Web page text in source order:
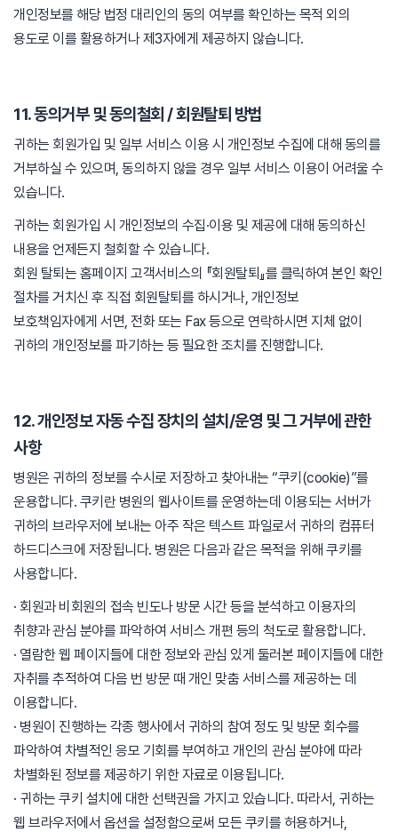
개인정보를 해당 법정 대리인의 동의 여부를 확인하는 목적 외의
용도로 이를 활용하거나 제3자에게 제공하지 않습니다.
11. 동의거부 및 동의철회 / 회원탈퇴 방법
귀하는 회원가입 및 일부 서비스 이용 시 개인정보 수집에 대해 동의를
거부하실 수 있으며, 동의하지 않을 경우 일부 서비스 이용이 어려울 수
있습니다.
귀하는 회원가입 시 개인정보의 수집·이용 및 제공에 대해 동의하신
내용을 언제든지 철회할 수 있습니다.
회원 탈퇴는 홈페이지 고객서비스의 『회원탈퇴』를 클릭하여 본인 확인
절차를 거치신 후 직접 회원탈퇴를 하시거나, 개인정보
보호책임자에게 서면, 전화 또는 Fax 등으로 연락하시면 지체 없이
귀하의 개인정보를 파기하는 등 필요한 조치를 진행합니다.
12. 개인정보 자동 수집 장치의 설치/운영 및 그 거부에 관한
사항
병원은 귀하의 정보를 수시로 저장하고 찾아내는 “쿠키(cookie)”를
운용합니다. 쿠키란 병원의 웹사이트를 운영하는데 이용되는 서버가
귀하의 브라우저에 보내는 아주 작은 텍스트 파일로서 귀하의 컴퓨터
하드디스크에 저장됩니다. 병원은 다음과 같은 목적을 위해 쿠키를
사용합니다.
· 회원과 비회원의 접속 빈도나 방문 시간 등을 분석하고 이용자의
취향과 관심 분야를 파악하여 서비스 개편 등의 척도로 활용합니다.
· 열람한 웹 페이지들에 대한 정보와 관심 있게 둘러본 페이지들에 대한
자취를 추적하여 다음 번 방문 때 개인 맞춤 서비스를 제공하는 데
이용합니다.
· 병원이 진행하는 각종 행사에서 귀하의 참여 정도 및 방문 회수를
파악하여 차별적인 응모 기회를 부여하고 개인의 관심 분야에 따라
차별화된 정보를 제공하기 위한 자료로 이용됩니다.
· 귀하는 쿠키 설치에 대한 선택권을 가지고 있습니다. 따라서, 귀하는
웹 브라우저에서 옵션을 설정함으로써 모든 쿠키를 허용하거나,